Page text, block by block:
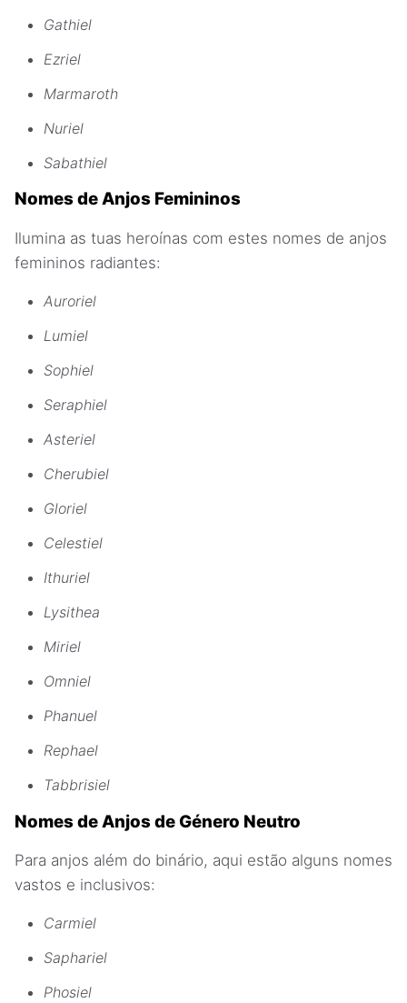
Gathiel
Ezriel
Marmaroth
Nuriel
Sabathiel
Nomes de Anjos Femininos
Ilumina as tuas heroínas com estes nomes de anjos
femininos radiantes:
Auroriel
Lumiel
Sophiel
Seraphiel
Asteriel
Cherubiel
Gloriel
Celestiel
Ithuriel
Lysithea
Miriel
Omniel
Phanuel
Rephael
Tabbrisiel
Nomes de Anjos de Género Neutro
Para anjos além do binário, aqui estão alguns nomes
vastos e inclusivos:
Carmiel
Saphariel
Phosiel